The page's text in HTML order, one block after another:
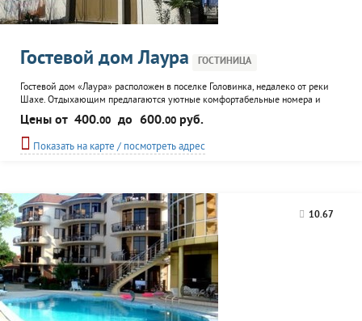
Гостевой дом Лаура ГОСТИНИЦА
Гостевой дом «Лаура» расположен в поселке Головинка, недалеко от реки
Шахе. Отдыхающим предлагаются уютные комфортабельные номера и
столовая.
Цены от 400.00 до 600.00 руб.
Показать на карте / посмотреть адрес
10.67